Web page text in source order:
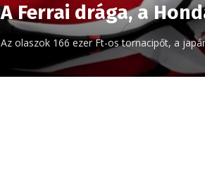
A Ferrai drága, a
Az olaszok 166 ezer Ft-os tornacipőt, a